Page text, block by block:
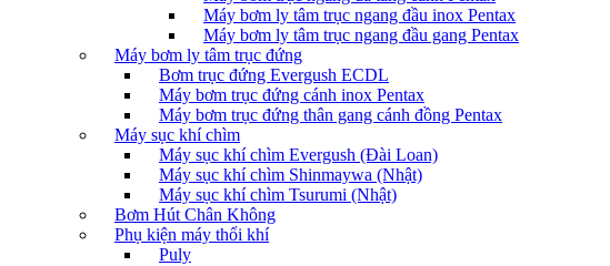
Máy bơm ly tâm trục ngang đầu inox Pentax
Máy bơm ly tâm trục ngang đầu gang Pentax
Máy bơm ly tâm trục đứng
Bơm trục đứng Evergush ECDL
Máy bơm trục đứng cánh inox Pentax
Máy bơm trục đứng thân gang cánh đồng Pentax
Máy sục khí chìm
Máy sục khí chìm Evergush (Đài Loan)
Máy sục khí chìm Shinmaywa (Nhật)
Máy sục khí chìm Tsurumi (Nhật)
Bơm Hút Chân Không
Phụ kiện máy thổi khí
Puly